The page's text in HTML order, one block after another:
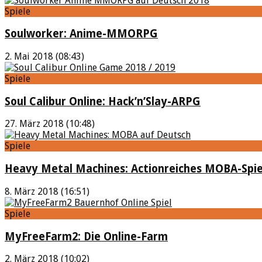
Spiele
Soulworker: Anime-MMORPG
2. Mai 2018 (08:43)
Spiele
Soul Calibur Online: Hack’n’Slay-ARPG
27. März 2018 (10:48)
Spiele
Heavy Metal Machines: Actionreiches MOBA-
8. März 2018 (16:51)
Spiele
MyFreeFarm2: Die Online-Farm
2. März 2018 (10:02)